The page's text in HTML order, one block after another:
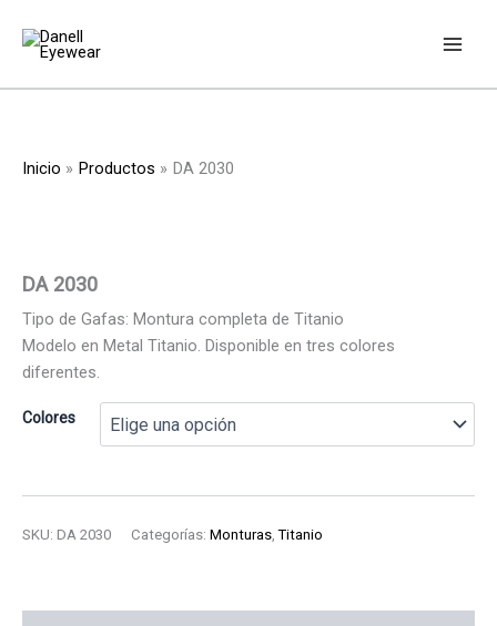
contenido
Inicio Productos DA 2030
DA 2030
Tipo de Gafas: Montura completa de Titanio
Modelo en Metal Titanio. Disponible en tres colores
diferentes.
Colores
SKU: DA 2030 Categorías: Monturas,Titanio